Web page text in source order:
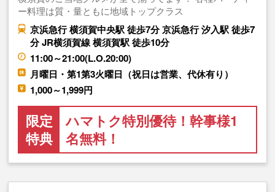
ー料理は質・量ともに地域トップクラス
京浜急行 横須賀中央駅 徒歩7分 京浜急行 汐入駅 徒歩7
分 JR横須賀線 横須賀駅 徒歩10分
11:00～21:00(L.O.20:00)
月曜日・第1第3火曜日（祝日は営業、代休有り）
1,000～1,999円
限定
特典
ハマトク特別優待！幹事様1
名無料！